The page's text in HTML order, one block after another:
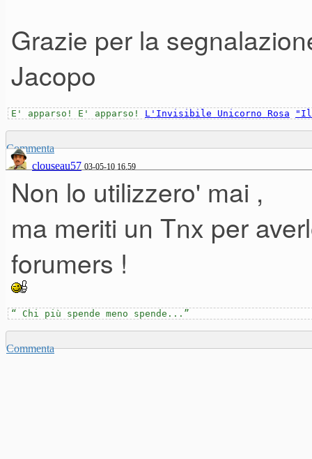
Grazie per la
Jacopo
E' apparso! E' apparso! L'Invisibile Unicorno Rosa "Il
Commenta
clouseau57 03-05-10 16.59
Non lo utilizzero' mai ,
ma meriti un Tnx per
forumers !
“ Chi più spende meno spende...”
Commenta